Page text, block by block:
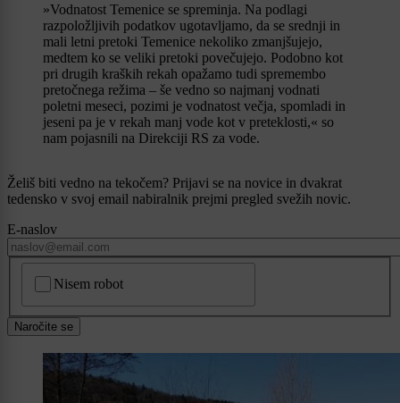
»Vodnatost Temenice se spreminja. Na podlagi
razpoložljivih podatkov ugotavljamo, da se srednji in
mali letni pretoki Temenice nekoliko zmanjšujejo,
medtem ko se veliki pretoki povečujejo. Podobno kot
pri drugih kraških rekah opažamo tudi spremembo
pretočnega režima – še vedno so najmanj vodnati
poletni meseci, pozimi je vodnatost večja, spomladi in
jeseni pa je v rekah manj vode kot v preteklosti,« so
nam pojasnili na Direkciji RS za vode.
Želiš biti vedno na tekočem? Prijavi se na novice in dvakrat
tedensko v svoj email nabiralnik prejmi pregled svežih novic.
E-naslov
Nisem robot
Naročite se